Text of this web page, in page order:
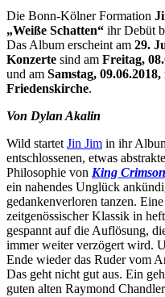
Die Bonn-Kölner Formation
„Weiße Schatten“ ihr Debüt
Das Album erscheint am 29.
Konzerte sind am Freitag,
und am Samstag,
Friedenskirche.
Von Dylan Akalin
Wild startet Jin Jim in ihr
entschlossenen, etwas
Philosophie von King Crimson
ein nahendes Unglück
gedankenverloren tanzen.
zeitgenössischer Klassik in
gespannt auf die Auflösung,
immer weiter verzögert wird.
Ende wieder das Ruder vom
Das geht nicht gut aus. Ein
guten alten Raymond